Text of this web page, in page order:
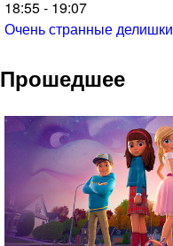
18:55 - 19:07
Очень странные делишки
Прошедшее